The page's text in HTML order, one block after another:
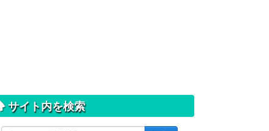
サイト内を検索